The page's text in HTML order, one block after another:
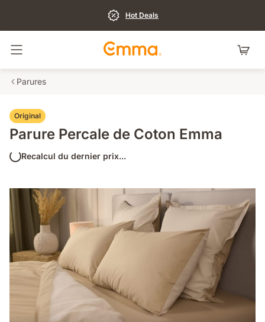
Hot Deals
Basculer la navigation
Parures
Original
Parure Percale de Coton Emma
Recalcul du dernier prix...